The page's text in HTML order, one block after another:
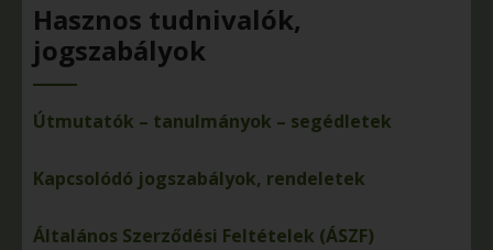
Hasznos tudnivalók,
jogszabályok
Útmutatók – tanulmányok – segédletek
Kapcsolódó jogszabályok, rendeletek
Általános Szerződési Feltételek (ÁSZF)